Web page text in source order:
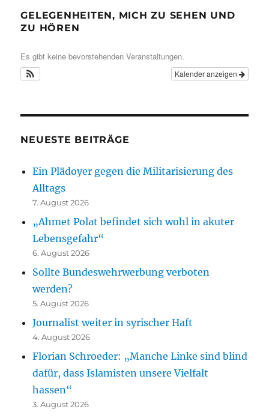
GELEGENHEITEN, MICH ZU SEHEN UND
ZU HÖREN
Es gibt keine bevorstehenden Veranstaltungen.
Kalender anzeigen
NEUESTE BEITRÄGE
Ein Plädoyer gegen die Militarisierung des
Alltags
7. August 2026
„Ahmet Polat befindet sich wohl in akuter
Lebensgefahr“
6. August 2026
Sollte Bundeswehrwerbung verboten
werden?
5. August 2026
Journalist weiter in syrischer Haft
4. August 2026
Florian Schroeder: „Manche Linke sind blind
dafür, dass Islamisten unsere Vielfalt
hassen“
3. August 2026